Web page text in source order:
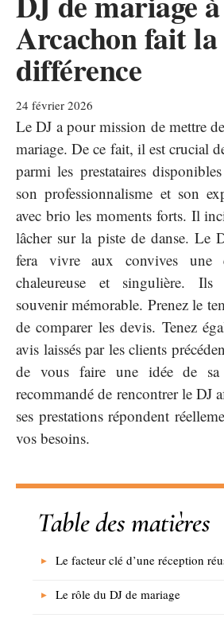
Arcachon fait la
différence
24 février 2026
Le DJ a pour mission de mettre
mariage. De ce fait, il est crucial
parmi les prestataires
son professionnalisme et son
avec brio les moments forts. Il
lâcher sur la piste de danse. Le
fera vivre aux convives une
chaleureuse et singulière.
souvenir mémorable. Prenez le
de comparer les devis. Tenez
avis laissés par les clients
de vous faire une idée de
recommandé de rencontrer le DJ
ses prestations répondent
vos besoins.
Table des matières
Le facteur clé d’une réception
Le rôle du DJ de mariage